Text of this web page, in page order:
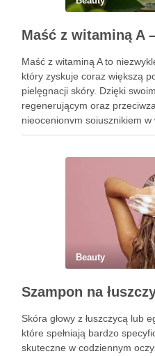
Maść z witaminą A to
który zyskuje coraz większą
pielęgnacji skóry. Dzięki
regenerującym oraz
nieocenionym sojusznikiem
takimi jak zmarszczki, trądzik
Beauty
Skóra głowy z łuszczycą lub
które spełniają bardzo
skuteczne w codziennym